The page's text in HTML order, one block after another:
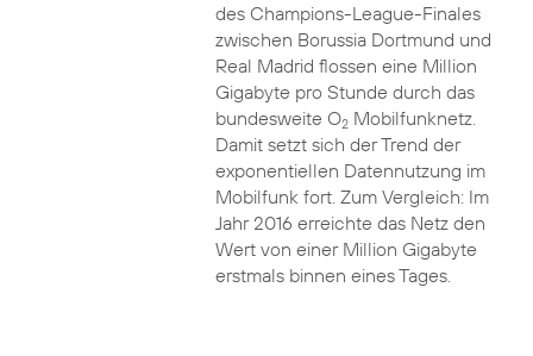
des Champions-League-Finales
zwischen Borussia Dortmund und
Real Madrid flossen eine Million
Gigabyte pro Stunde durch das
bundesweite O2Mobilfunknetz.
Damit setzt sich der Trend der
exponentiellen Datennutzung im
Mobilfunk fort. Zum Vergleich: Im
Jahr 2016 erreichte das Netz den
Wert von einer Million Gigabyte
erstmals binnen eines Tages.